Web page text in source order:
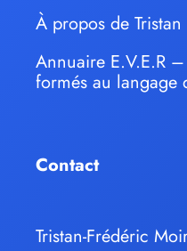
À propos de Tristan
Annuaire E.V.E.R
formés au langage
Contact
Tristan-Frédéric